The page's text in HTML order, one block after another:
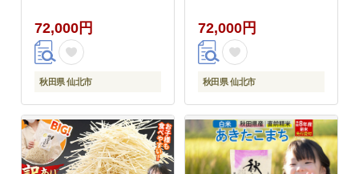
干麺 干し麺 細麺 無添
加 時短 離乳食 介護食
カット手間なし ご当地
お取り寄せ 手綯 てない
カ月 9ケ月]
72,000円
秋田県 仙北市
干麺 干し麺 細麺 無添
加 時短 離乳食 介護食
カット手間なし ご当地
お取り寄せ 手綯 てない
カ月 6ケ月]
72,000円
秋田県 仙北市